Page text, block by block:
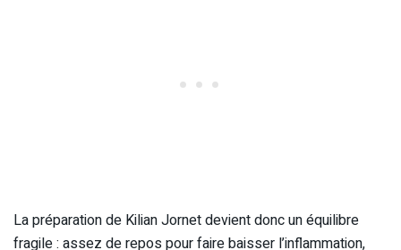
La préparation de Kilian Jornet devient donc un équilibre
fragile : assez de repos pour faire baisser l’inflammation,